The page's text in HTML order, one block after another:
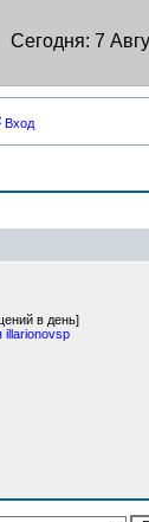
Сегодня: 7
Вход
в день]
illarionovsp